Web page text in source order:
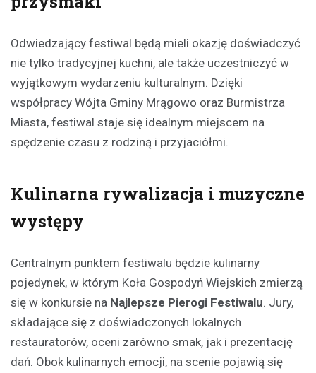
Odwiedzający festiwal będą mieli okazję doświadczyć
nie tylko tradycyjnej kuchni, ale także uczestniczyć w
wyjątkowym wydarzeniu kulturalnym. Dzięki
współpracy Wójta Gminy Mrągowo oraz Burmistrza
Miasta, festiwal staje się idealnym miejscem na
spędzenie czasu z rodziną i przyjaciółmi.
Kulinarna rywalizacja i muzyczne
występy
Centralnym punktem festiwalu będzie kulinarny
pojedynek, w którym Koła Gospodyń Wiejskich zmierzą
się w konkursie na Najlepsze Pierogi Festiwalu. Jury,
składające się z doświadczonych lokalnych
restauratorów, oceni zarówno smak, jak i prezentację
dań. Obok kulinarnych emocji, na scenie pojawią się